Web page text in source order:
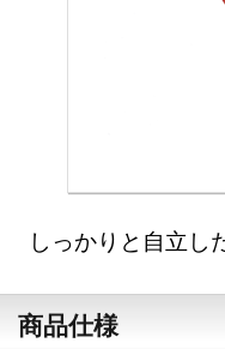
しっかりと自立し
商品仕様